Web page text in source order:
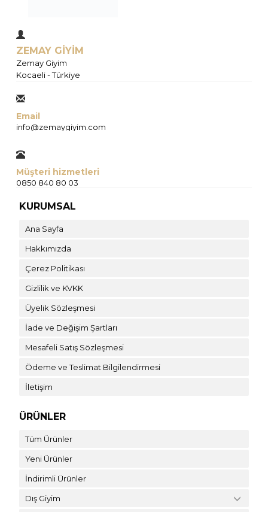
ZEMAY GİYİM
Zemay Giyim
Kocaeli - Türkiye
Email
info@zemaygiyim.com
Müşteri hizmetleri
0850 840 80 03
KURUMSAL
Ana Sayfa
Hakkımızda
Çerez Politikası
Gizlilik ve KVKK
Üyelik Sözleşmesi
İade ve Değişim Şartları
Mesafeli Satış Sözleşmesi
Ödeme ve Teslimat Bilgilendirmesi
İletişim
ÜRÜNLER
Tüm Ürünler
Yeni Ürünler
İndirimli Ürünler
Dış Giyim